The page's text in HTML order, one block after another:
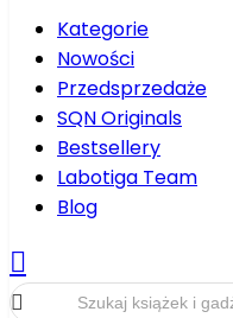
Kategorie
Nowości
Przedsprzedaże
SQN Originals
Bestsellery
Labotiga Team
Blog

